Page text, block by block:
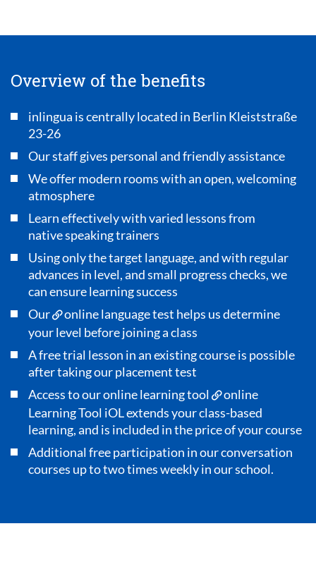
Overview of the benefits
inlingua is centrally located in Berlin Kleiststraße
23-26
Our staff gives personal and friendly assistance
We offer modern rooms with an open, welcoming
atmosphere
Learn effectively with varied lessons from
native speaking trainers
Using only the target language, and with regular
advances in level, and small progress checks, we
can ensure learning success
Our
online language test helps us determine
your level before joining a class
A free trial lesson in an existing course is possible
after taking our placement test
Access to our online learning tool
online
Learning Tool iOLextends your class-based
learning, and is included in the price of your course
Additional free participation in our conversation
courses up to two times weekly in our school.